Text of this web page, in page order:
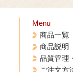
Menu
商品一覧
商品説明
品質管理
ご注文方